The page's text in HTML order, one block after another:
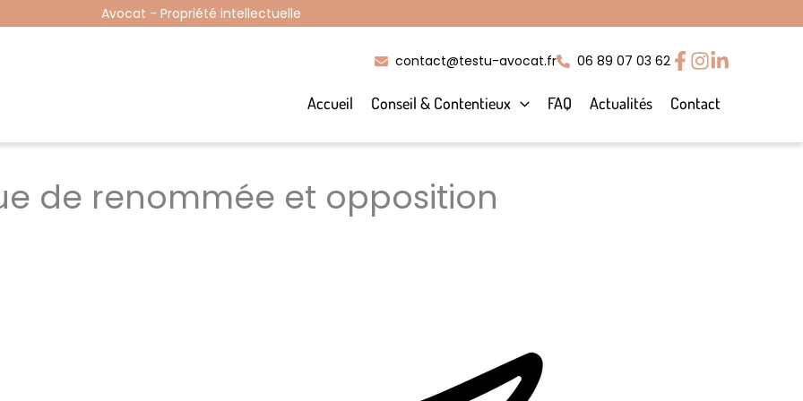
Avocat - Propriété intellectuelle
Accueil Conseil & Contentieux FAQ Actualités Contact
contact@testu-avocat.fr 06 89 07 03 62
de renommée et opposition